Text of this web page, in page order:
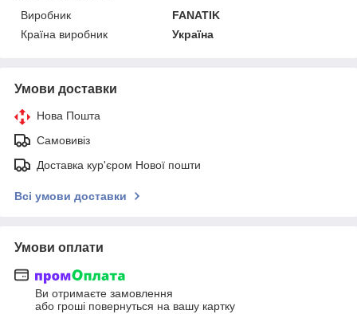
Виробник
FANATIK
Країна виробник
Україна
Умови доставки
Нова Пошта
Самовивіз
Доставка кур'єром Нової пошти
Всі умови доставки
Умови оплати
Ви отримаєте замовлення
або гроші повернуться на вашу картку